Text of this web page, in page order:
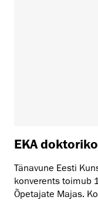
EKA
Tänavune Eesti
konverents toimub
Õpetajate Majas.